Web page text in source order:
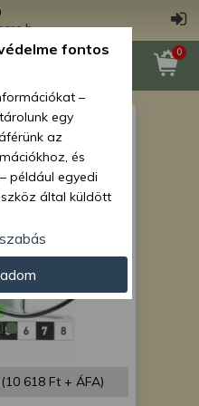
0
relé
(10 618 Ft + ÁFA)
fontos
–
egy
az
és
például egyedi
által küldött
és
hirdetés- és
adatok
termékek
mi és a
geolokációs